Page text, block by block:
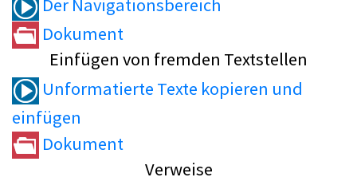
Der Navigationsbereich
Dokument
Einfügen von fremden Textstellen
Unformatierte Texte kopieren und
einfügen
Dokument
Verweise